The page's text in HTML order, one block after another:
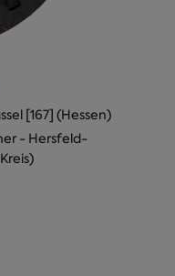
[167] (Hessen)
- Hersfeld-